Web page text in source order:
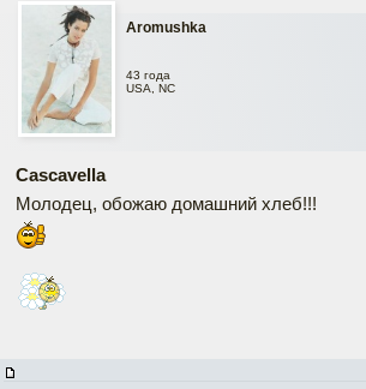
Aromushka
43 года
USA, NC
Cascavella
Молодец, обожаю домашний хлеб!!!